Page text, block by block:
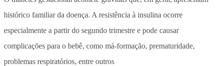
histórico familiar da doença. A resistência à insulina ocorre
especialmente a partir do segundo trimestre e pode causar
complicações para o bebê, como má-formação, prematuridade,
problemas respiratórios, entre outros